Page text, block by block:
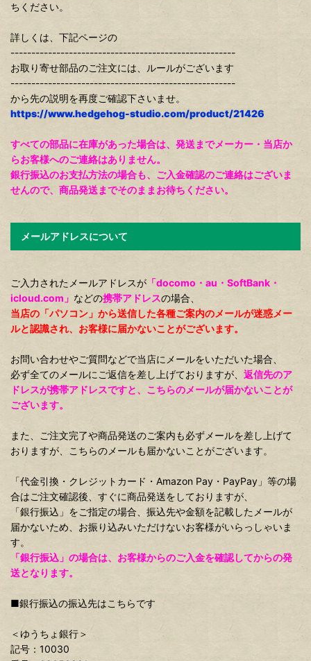
ちください。
詳しくは、下記ページの
------------------------------------------------------
お取り寄せ部品のご注文には、ルールがございます
------------------------------------------------------
から先の説明を再度ご確認下さいませ。
https://www.hedgehog-studio.com/product/21426
すべての部品に在庫があった場合は、発送までメーカー・当店か
らお客様へのご連絡はありません。
銀行振込のお支払方法の場合も、ご入金確認のご連絡はございま
せんので、商品発送までそのままお待ちください。
メールアドレスについて
ご入力されたメールアドレスが 「docomo・au・SoftBank・
icloud.com」 などの携帯アドレスの場合、
当店の「パソコン」から送信した各種ご案内のメールが迷惑メー
ルと認識され、お客様に届かないことがございます。
お問い合わせやご質問などで当店にメールをいただいた場合、
必ず全てのメールにご返信を差し上げておりますが、 返信先のア
ドレスが携帯アドレスですと、こちらのメールが届かないことが
ございます。
また、ご注文完了や商品発送のご案内も必ずメールを差し上げて
おりますが、こちらのメールも届かないことがございます。
「代金引換・クレジットカード・Amazon Pay・PayPay」等の場
合はご注文確認後、すぐに商品発送をしておりますが、
「銀行振込」をご指定の場合、振込先や金額を記載したメールが
届かないため、お振り込みいただけないお客様がいらっしゃいま
す。
「銀行振込」の場合は、お客様からのご入金を確認してからの発
送となります。
■銀行振込の振込先はこちらです
＜ゆうちょ銀行＞
記号：10030